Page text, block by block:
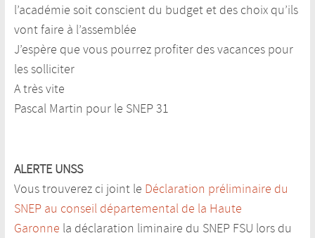
l’académie soit conscient du budget et des choix qu’ils
vont faire à l’assemblée
J’espère que vous pourrez profiter des vacances pour
les solliciter
A très vite
Pascal Martin pour le SNEP 31
ALERTE UNSS
Vous trouverez ci joint le Déclaration préliminaire du
SNEP au conseil départemental de la Haute
Garonne la déclaration liminaire du SNEP FSU lors du